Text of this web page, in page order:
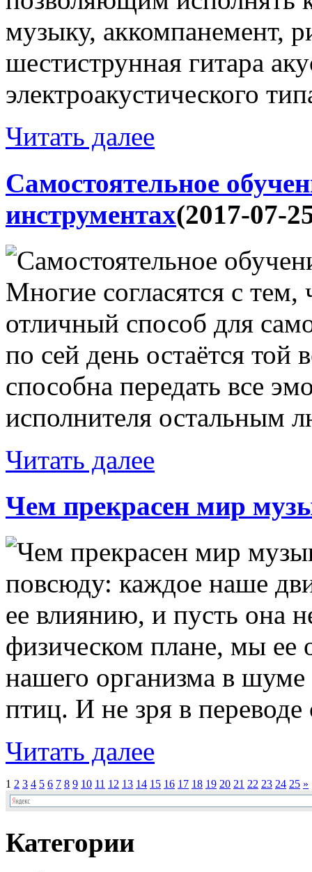
музыку, аккомпанемент,
шестиструнная гитара
электроакустического
Читать далее
Самостоятельное
инструментах(2017-07-
Многие согласятся с тем,
отличный способ для
по сей день остаётся той
способна передать все
исполнителя остальным
Читать далее
Чем прекрасен мир
повсюду: каждое наше
ее влиянию, и пусть она
физическом плане, мы
нашего организма в
птиц. И не зря в переводе
Читать далее
1 2 3 4 5 6 7 8 9 10 11 12 13 14 15 16 17 18 19 20 21 22 23 24 25 »
Категории